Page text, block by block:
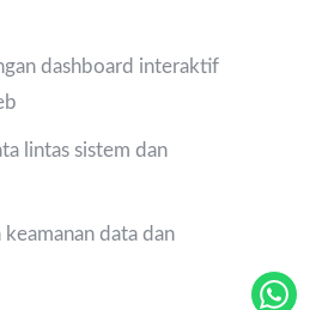
dashboard interaktif
lintas sistem dan
keamanan data dan